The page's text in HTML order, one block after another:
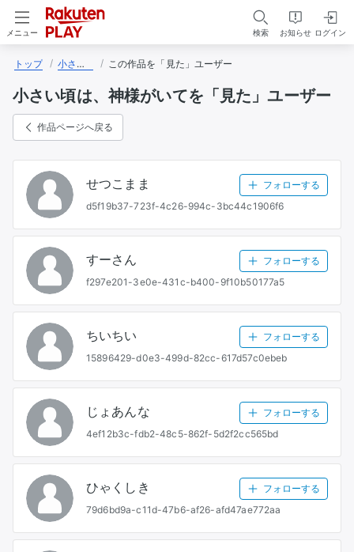
メニュー 検索 お知らせ ログイン
トップ 小さい頃は、神様がいて この作品を「見た」ユーザー
小さい頃は、神様がいてを「見た」ユーザー
作品ページへ戻る
せつこまま
フォローする
d5f19b37-723f-4c26-994c-3bc44c1906f6
すーさん
フォローする
f297e201-3e0e-431c-b400-9f10b50177a5
ちいちい
フォローする
15896429-d0e3-499d-82cc-617d57c0ebeb
じょあんな
フォローする
4ef12b3c-fdb2-48c5-862f-5d2f2cc565bd
ひゃくしき
フォローする
79d6bd9a-c11d-47b6-af26-afd47ae772aa